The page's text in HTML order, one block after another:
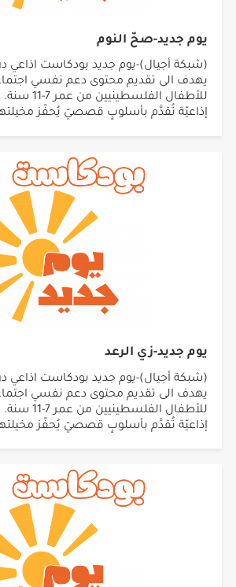
يوم جديد-صحّ النوم
(شبكة أجيال)-يوم جديد بودكاست اذاعي
يهدف الى تقديم محتوى دعم نفسي
للأطفال
إذاعيّة تُقدَّم بأسلوبٍ قصصيّ يُحفّز
يوم جديد-زي الرعد
(شبكة أجيال)-يوم جديد بودكاست اذاعي
يهدف الى تقديم محتوى دعم نفسي
للأطفال
إذاعيّة تُقدَّم بأسلوبٍ قصصيّ يُحفّز